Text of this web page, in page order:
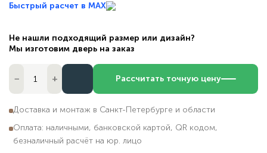
Быстрый расчет в MAX
Не нашли подходящий размер или дизайн?
Мы изготовим дверь на заказ
− + Рассчитать точную цену
Доставка и монтаж в Санкт-Петербурге и области
Оплата: наличными, банковской картой, QR кодом,
безналичный расчёт на юр. лицо